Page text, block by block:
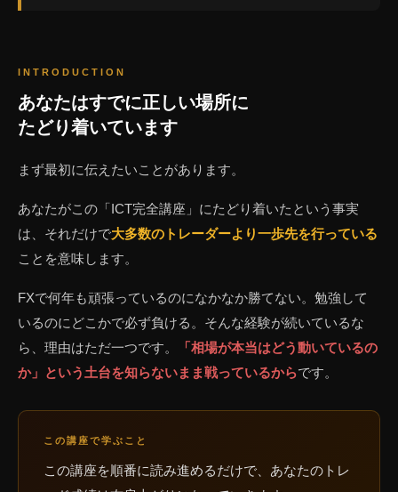
INTRODUCTION
あなたはすでに正しい場所に
たどり着いています
まず最初に伝えたいことがあります。
あなたがこの「ICT完全講座」にたどり着いたという事実
は、それだけで大多数のトレーダーより一歩先を行っている
ことを意味します。
FXで何年も頑張っているのになかなか勝てない。勉強して
いるのにどこかで必ず負ける。そんな経験が続いているな
ら、理由はただ一つです。
「相場が本当はどう動いているの
か」という土台を知らないまま戦っているからです。
この講座で学ぶこと
この講座を順番に読み進めるだけで、あなたのトレ